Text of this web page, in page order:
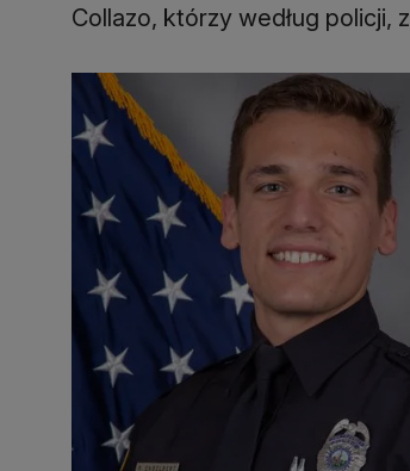
Collazo, którzy według policji,